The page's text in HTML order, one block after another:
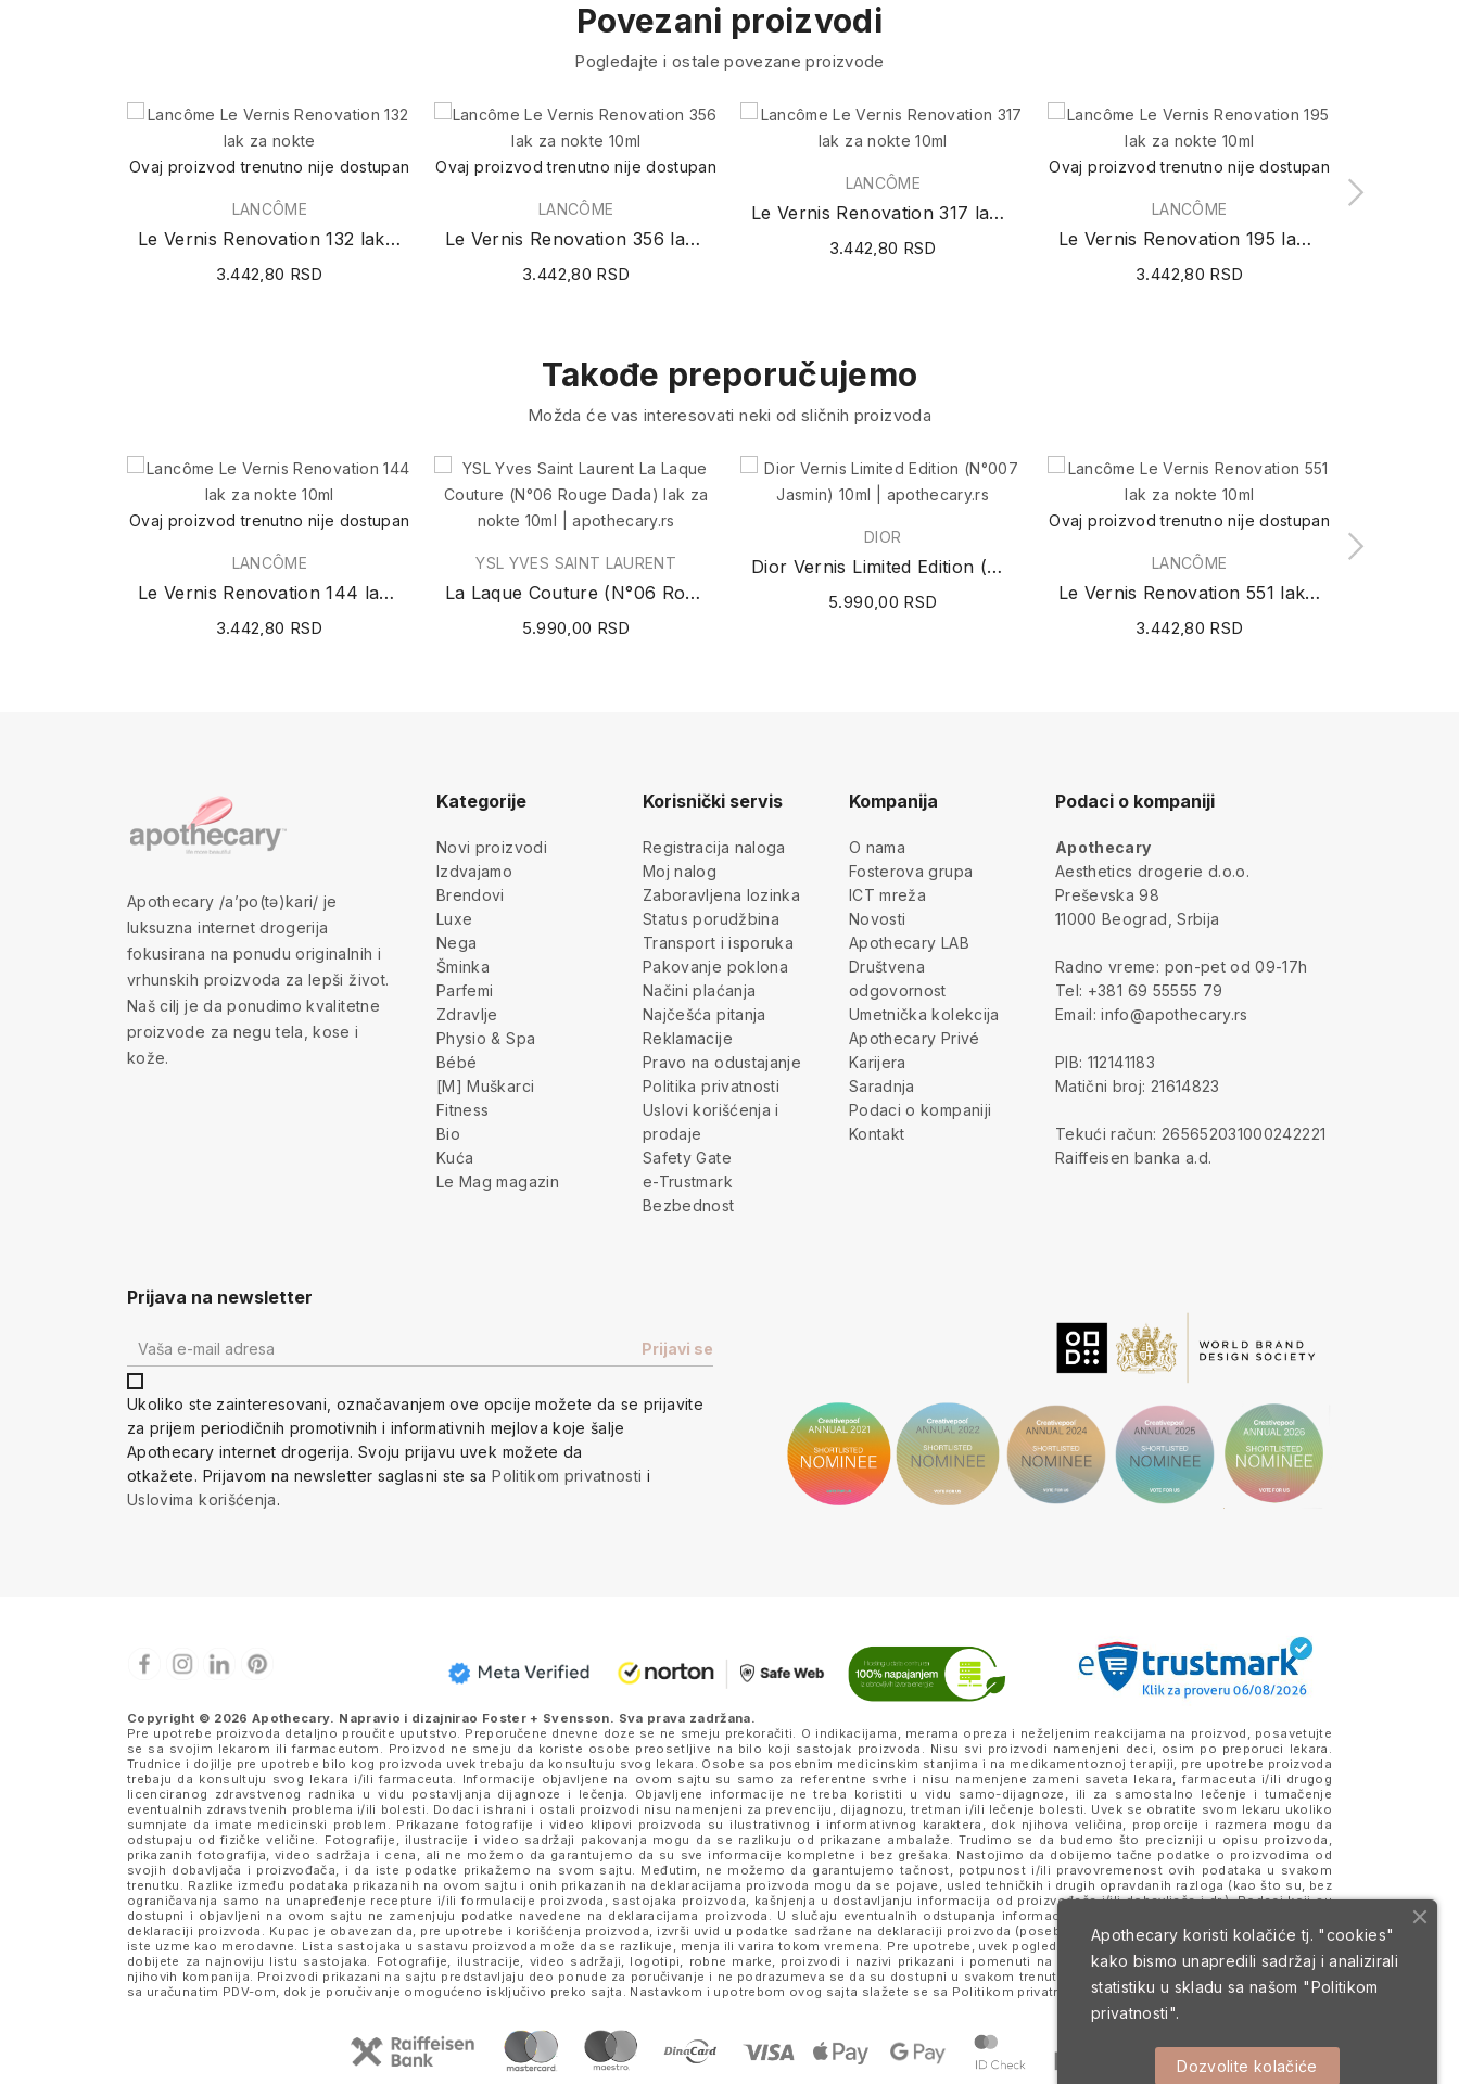
Povezani proizvodi
Pogledajte i ostale povezane proizvode
Ovaj proizvod trenutno nije dostupan
LANCÔME
Le Vernis Renovation 132 lak za nokte 10ml
3.442,80 RSD
Ovaj proizvod trenutno nije dostupan
LANCÔME
Le Vernis Renovation 356 lak za nokte 10ml
3.442,80 RSD
LANCÔME
Le Vernis Renovation 317 lak za nokte 10ml
3.442,80 RSD
Ovaj proizvod trenutno nije dostupan
LANCÔME
Le Vernis Renovation 195 lak za nokte 10ml
3.442,80 RSD
Takođe preporučujemo
Možda će vas interesovati neki od sličnih proizvoda
Ovaj proizvod trenutno nije dostupan
LANCÔME
Le Vernis Renovation 144 lak za nokte 10ml
3.442,80 RSD
YSL YVES SAINT LAURENT
La Laque Couture (N°06 Rouge Dada) lak za nokte...
5.990,00 RSD
DIOR
Dior Vernis Limited Edition (N°007 Jasmin) 10ml
5.990,00 RSD
Ovaj proizvod trenutno nije dostupan
LANCÔME
Le Vernis Renovation 551 lak za nokte 10ml
3.442,80 RSD
Apothecary /a’po(tə)kari/ je
luksuzna internet drogerija
fokusirana na ponudu originalnih i
vrhunskih proizvoda za lepši život.
Naš cilj je da ponudimo kvalitetne
proizvode za negu tela, kose i
kože.
Kategorije
Novi proizvodi
Izdvajamo
Brendovi
Luxe
Nega
Šminka
Parfemi
Zdravlje
Physio & Spa
Bébé
[M] Muškarci
Fitness
Bio
Kuća
Le Mag magazin
Korisnički servis
Registracija naloga
Moj nalog
Zaboravljena lozinka
Status porudžbina
Transport i isporuka
Pakovanje poklona
Načini plaćanja
Najčešća pitanja
Reklamacije
Pravo na odustajanje
Politika privatnosti
Uslovi korišćenja i
prodaje
Safety Gate
e-Trustmark
Bezbednost
Kompanija
O nama
Fosterova grupa
ICT mreža
Novosti
Apothecary LAB
Društvena
odgovornost
Umetnička kolekcija
Apothecary Privé
Karijera
Saradnja
Podaci o kompaniji
Kontakt
Podaci o kompaniji
Apothecary
Aesthetics drogerie d.o.o.
Preševska 98
11000 Beograd, Srbija
Radno vreme: pon-pet od 09-17h
Tel: +381 69 55555 79
Email: info@apothecary.rs
PIB: 112141183
Matični broj: 21614823
Tekući račun: 265652031000242221
Raiffeisen banka a.d.
Prijava na newsletter
Ukoliko ste zainteresovani, označavanjem ove opcije možete da se prijavite
za prijem periodičnih promotivnih i informativnih mejlova koje šalje
Apothecary internet drogerija. Svoju prijavu uvek možete da
otkažete. Prijavom na newsletter saglasni ste saPolitikom privatnosti i
Uslovima korišćenja.
Copyright © 2026 Apothecary. Napravio i dizajnirao Foster + Svensson . Sva prava zadržana.
Pre upotrebe proizvoda detaljno proučite uputstvo. Preporučene dnevne doze se ne smeju prekoračiti. O indikacijama, merama opreza i neželjenim reakcijama na proizvod, posavetujte
se sa svojim lekarom ili farmaceutom. Proizvod ne smeju da koriste osobe preosetljive na bilo koji sastojak proizvoda. Nisu svi proizvodi namenjeni deci, osim po preporuci lekara.
Trudnice i dojilje pre upotrebe bilo kog proizvoda uvek trebaju da konsultuju svog lekara. Osobe sa posebnim medicinskim stanjima i na medikamentoznoj terapiji, pre upotrebe proizvoda
trebaju da konsultuju svog lekara i/ili farmaceuta. Informacije objavljene na ovom sajtu su samo za referentne svrhe i nisu namenjene zameni saveta lekara, farmaceuta i/ili drugog
licenciranog zdravstvenog radnika u vidu postavljanja dijagnoze i lečenja. Objavljene informacije ne treba koristiti u vidu samo-dijagnoze, ili za samostalno lečenje i tumačenje
eventualnih zdravstvenih problema i/ili bolesti. Dodaci ishrani i ostali proizvodi nisu namenjeni za prevenciju, dijagnozu, tretman i/ili lečenje bolesti. Uvek se obratite svom lekaru ukoliko
sumnjate da imate medicinski problem. Prikazane fotografije i video klipovi proizvoda su ilustrativnog i informativnog karaktera, dok njihova veličina, proporcije i razmera mogu da
odstupaju od fizičke veličine. Fotografije, ilustracije i video sadržaji pakovanja mogu da se razlikuju od prikazane ambalaže. Trudimo se da budemo što precizniji u opisu proizvoda,
prikazanih fotografija, video sadržaja i cena, ali ne možemo da garantujemo da su sve informacije kompletne i bez grešaka. Nastojimo da dobijemo tačne podatke o proizvodima od
svojih dobavljača i proizvođača, i da iste podatke prikažemo na svom sajtu. Međutim, ne možemo da garantujemo tačnost, potpunost i/ili pravovremenost ovih podataka u svakom
trenutku. Razlike između podataka prikazanih na ovom sajtu i onih prikazanih na deklaracijama proizvoda mogu da se pojave, usled tehničkih i drugih opravdanih razloga (kao što su, bez
ograničavanja samo na unapređenje recepture i/ili formulacije proizvoda, sastojaka proizvoda, kašnjenja u dostavljanju informacija od proizvođača i/ili dobavljača i dr.). Podaci koji su
dostupni i objavljeni na ovom sajtu ne zamenjuju podatke navedene na deklaracijama proizvoda. U slučaju eventualnih odstupanja informacija, merodavne su one koje se nalaze na
deklaraciji proizvoda. Kupac je obavezan da, pre upotrebe i korišćenja proizvoda, izvrši uvid u podatke sadržane na deklaraciji proizvoda (posebno na eventualno prisustvo alergena) i da
iste uzme kao merodavne. Lista sastojaka u sastavu proizvoda može da se razlikuje, menja ili varira tokom vremena. Pre upotrebe, uvek pogledajte deklaraciju i pakovanje proizvoda koje
dobijete za najnoviju listu sastojaka. Fotografije, ilustracije, video sadržaji, logotipi, robne marke, proizvodi i nazivi prikazani i pomenuti na sajtu mogu da budu ili jesu zaštitni znaci
njihovih kompanija. Proizvodi prikazani na sajtu predstavljaju deo ponude za poručivanje i ne podrazumeva se da su dostupni u svakom trenutku. Sve cene su izražene u dinarima (RSD)
sa uračunatim PDV-om, dok je poručivanje omogućeno isključivo preko sajta. Nastavkom i upotrebom ovog sajta slažete se sa Politikom privatnosti iUslovima korišćenja i prodaje.
Apothecary koristi kolačiće tj. "cookies"
kako bismo unapredili sadržaj i analizirali
statistiku u skladu sa našom "Politikom
privatnosti".
Dozvolite kolačiće